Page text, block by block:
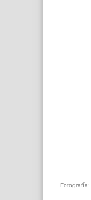
Fotografía: